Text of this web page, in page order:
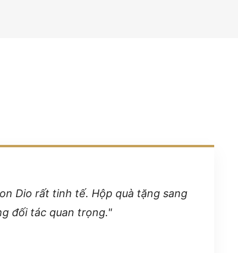
Dio rất tinh tế. Hộp quà tặng sang
đối tác quan trọng."